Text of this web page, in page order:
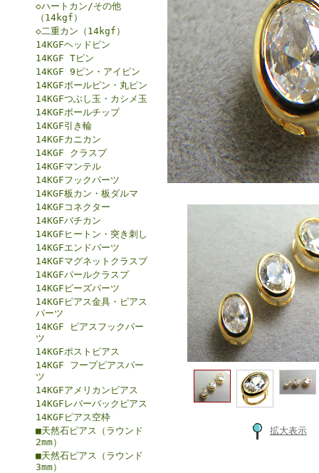
◇ハートカン/その他
（14kgf）
◇二重カン（14kgf）
14KGFヘッドピン
14KGF Tピン
14KGF 9ピン・アイピン
14KGFボールピン・丸ピン
14KGFつぶし玉・カシメ玉
14KGFボールチップ
14KGF引き輪
14KGFカニカン
14KGF クラスプ
14KGFマンテル
14KGFフックパーツ
14KGF板カン・板ダルマ
14KGFコネクター
14KGFバチカン
14KGFヒートン・突き刺し
14KGFエンドパーツ
14KGFマグネットクラスプ
14KGFパールクラスプ
14KGFビーズパーツ
14KGFピアス金具・ピアス
パーツ
14KGF ピアスフックパー
ツ
14KGFポストピアス
14KGF フープピアスパー
ツ
14KGFアメリカンピアス
14KGFレバーバックピアス
14KGFピアス空枠
■天然石ピアス（ラウンド
2mm）
■天然石ピアス（ラウンド
3mm）
拡大表示